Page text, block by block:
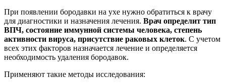
При появлении бородавки на ухе нужно обратиться к врачу
для диагностики и назначения лечения. Врач определит тип
ВПЧ, состояние иммунной системы человека, степень
активности вируса, присутствие раковых клеток. С учетом
всех этих факторов назначается лечение и определяется
необходимость удаления бородавок.
Применяют такие методы исследования: